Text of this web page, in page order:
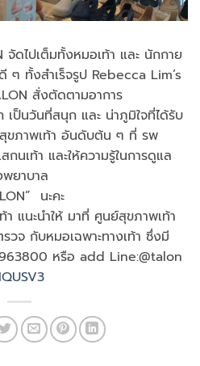
ดไปเต็มทั้งหมอเท้า และ นักกาย
ทั้งสำเร็จรูป Rebecca Lim’s
สั่งตัดตามอาการ
เป็นวันที่สนุก และ น่าภูมิใจที่ได้รับ
ขภาพเท้า อันดับต้น ๆ ที่ รพ
นเท้า และให้ความรู้ในการดูแล
ยาบาล
นะคะ
แนะนำให้ มาที่ ศูนย์สุขภาพเท้า
วจ กับหมอเฉพาะทางเท้า ซึ่งมี
หรือ add Line:@talon